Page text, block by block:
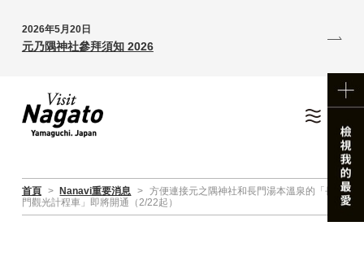
2026年5月20日
元乃隅神社參拜須知 2026
首頁 > Nanavi重要消息 > 方便連接元之隅神社和長門湯本溫泉的「長
門觀光計程車」即將開通（2/22起）